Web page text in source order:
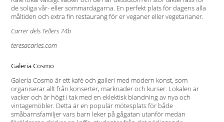
de soliga vår- eller sommardagarna. En perfekt plats för dagens alla
måltiden och extra fin restaurang för er veganer eller vegetarianer.
Carrer dels Tellers 74b
teresacarles.com
Galeria Cosmo
Galería Cosmo är ett kafé och galleri med modern konst, som
organiserar allt från konserter, marknader och kurser. Lokalen är
vacker och är högt i tak med en eklektisk blandning av nya och
vintagemöbler. Detta är en populär mötesplats för både
småbarnsfamiljer vars barn leker på gågatan utanför medan